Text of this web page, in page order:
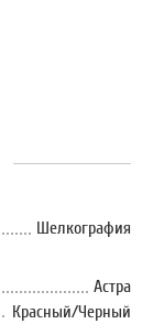
Шелкография
Астра
Красный/Черный